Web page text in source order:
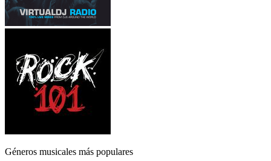
Géneros musicales más populares